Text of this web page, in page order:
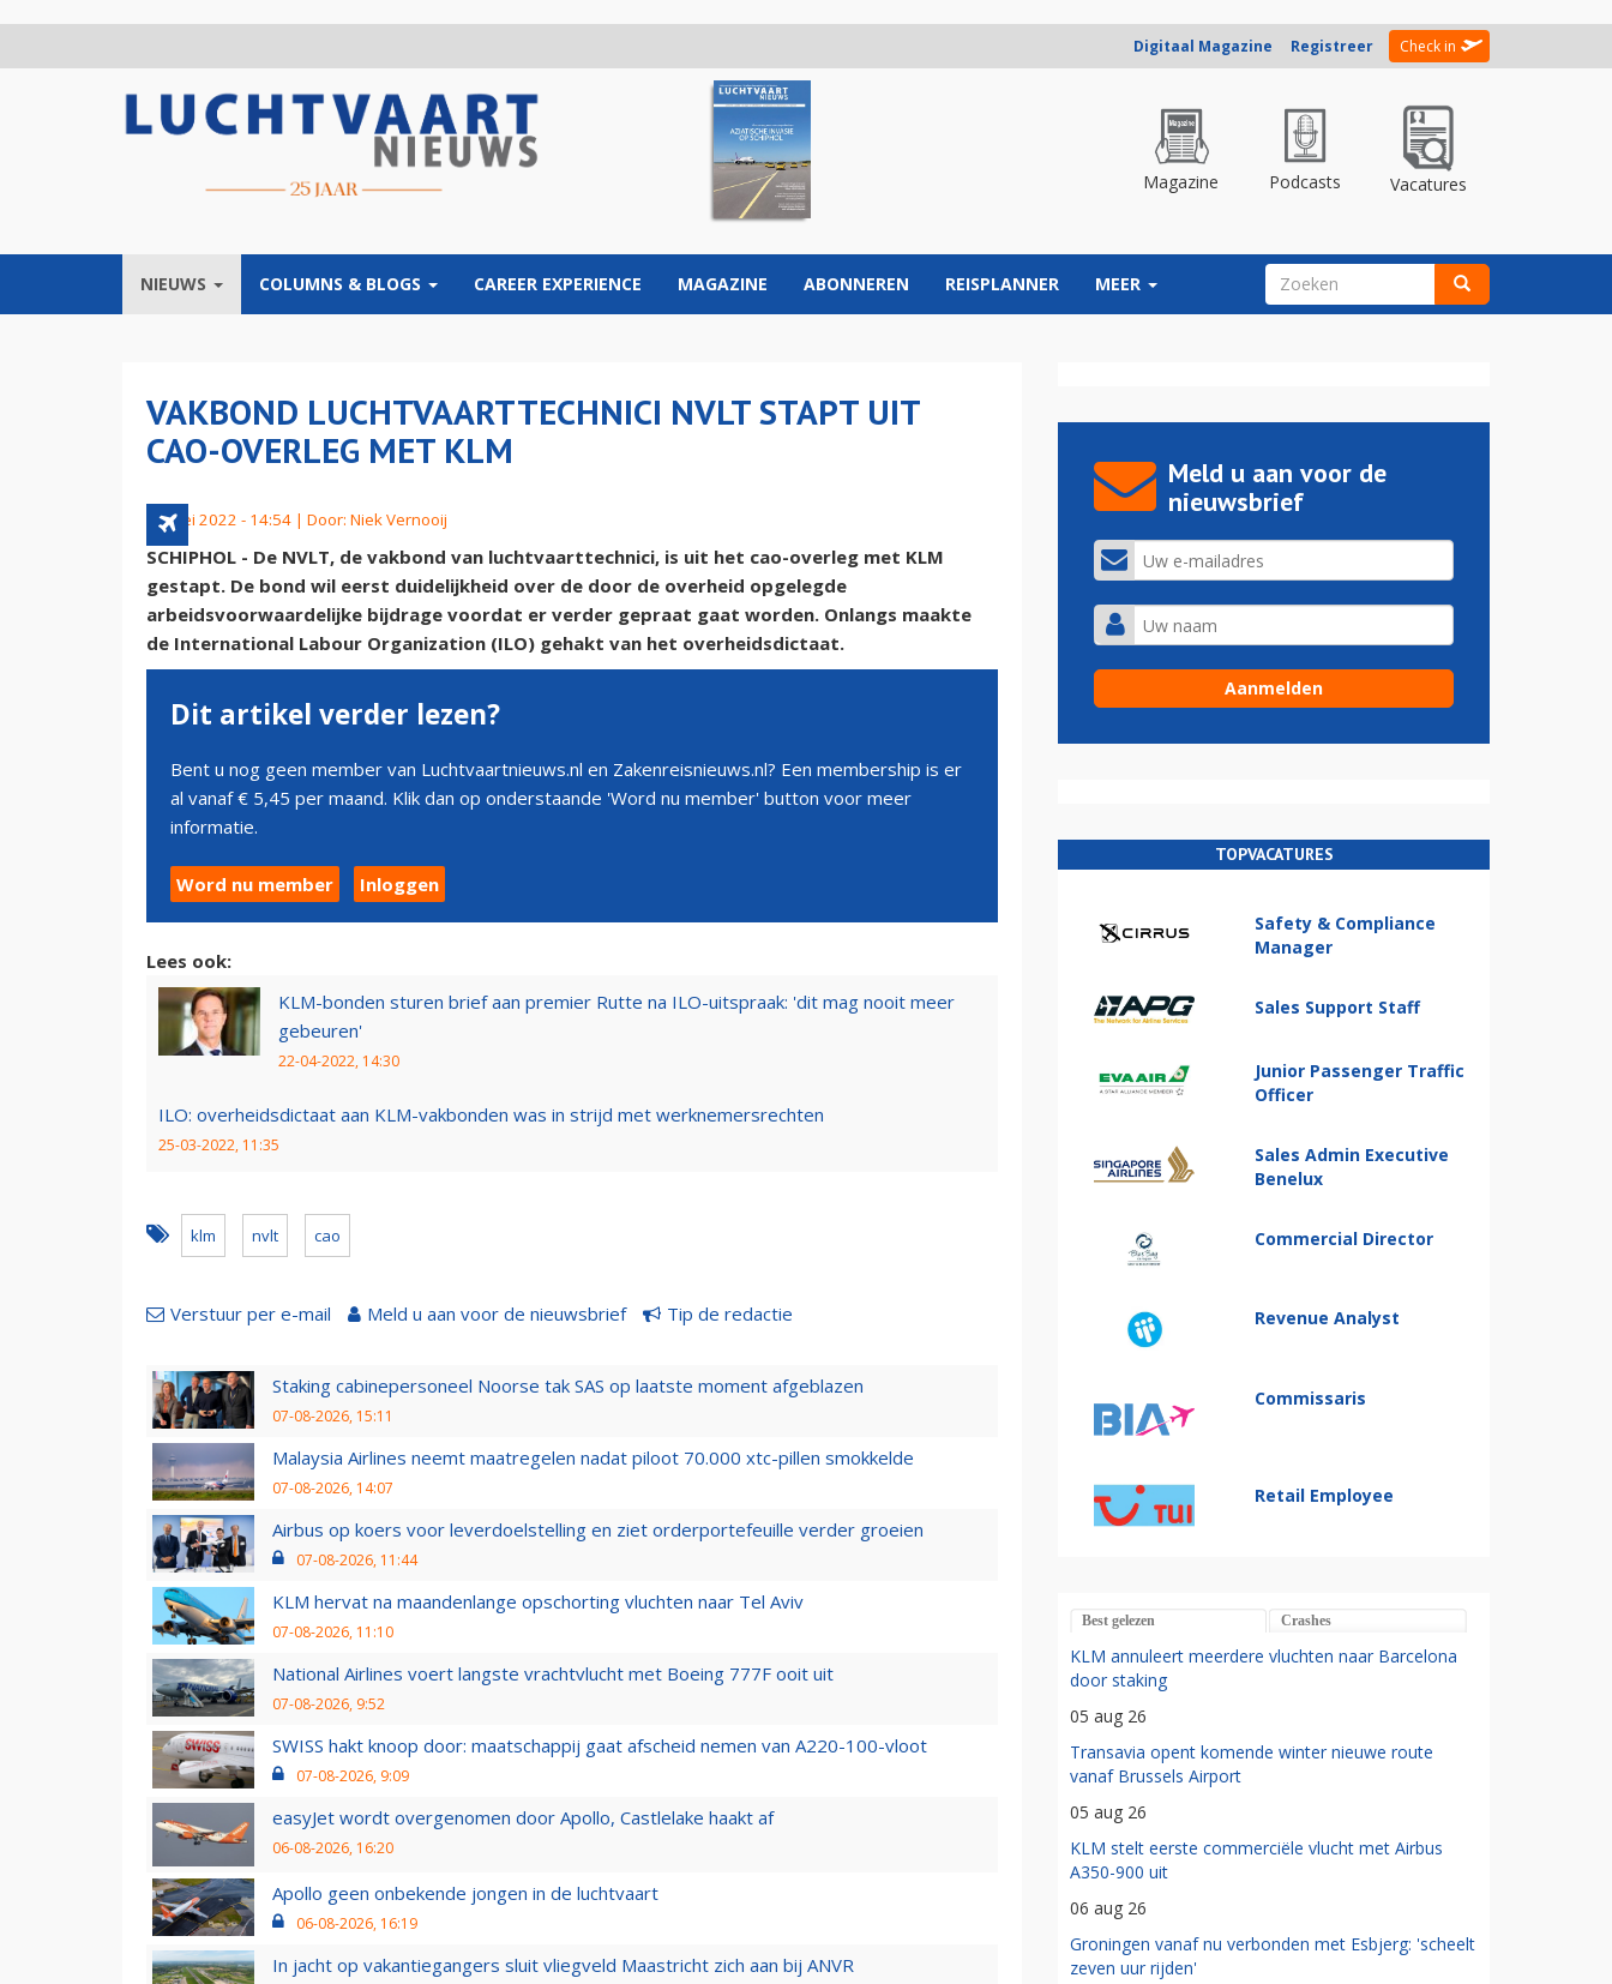
Digitaal Magazine Registreer Check in
Magazine Podcasts Vacatures
NIEUWS COLUMNS & BLOGS CAREER EXPERIENCE MAGAZINE ABONNEREN REISPLANNER MEER ZOEKVELD
VAKBOND LUCHTVAARTTECHNICI NVLT STAPT UIT
CAO-OVERLEG MET KLM
10 mei 2022 - 14:54 | Door: Niek Vernooij
SCHIPHOL - De NVLT, de vakbond van luchtvaarttechnici, is uit het cao-overleg met KLM
gestapt. De bond wil eerst duidelijkheid over de door de overheid opgelegde
arbeidsvoorwaardelijke bijdrage voordat er verder gepraat gaat worden. Onlangs maakte
de International Labour Organization (ILO) gehakt van het overheidsdictaat.
Dit artikel verder lezen?
Bent u nog geen member van Luchtvaartnieuws.nl en Zakenreisnieuws.nl? Een membership is er
al vanaf € 5,45 per maand. Klik dan op onderstaande 'Word nu member' button voor meer
informatie.
Word nu member Inloggen
Lees ook:
KLM-bonden sturen brief aan premier Rutte na ILO-uitspraak: 'dit mag nooit meer
gebeuren'
22-04-2022, 14:30
ILO: overheidsdictaat aan KLM-vakbonden was in strijd met werknemersrechten
25-03-2022, 11:35
klm nvlt cao
Verstuur per e-mail Meld u aan voor de nieuwsbrief Tip de redactie
Staking cabinepersoneel Noorse tak SAS op laatste moment afgeblazen
07-08-2026, 15:11
Malaysia Airlines neemt maatregelen nadat piloot 70.000 xtc-pillen smokkelde
07-08-2026, 14:07
Airbus op koers voor leverdoelstelling en ziet orderportefeuille verder groeien
07-08-2026, 11:44
KLM hervat na maandenlange opschorting vluchten naar Tel Aviv
07-08-2026, 11:10
National Airlines voert langste vrachtvlucht met Boeing 777F ooit uit
07-08-2026, 9:52
SWISS hakt knoop door: maatschappij gaat afscheid nemen van A220-100-vloot
07-08-2026, 9:09
easyJet wordt overgenomen door Apollo, Castlelake haakt af
06-08-2026, 16:20
Apollo geen onbekende jongen in de luchtvaart
06-08-2026, 16:19
In jacht op vakantiegangers sluit vliegveld Maastricht zich aan bij ANVR
Meld u aan voor de
nieuwsbrief
TOPVACATURES
Safety & Compliance
Manager
Sales Support Staff
Junior Passenger Traffic
Officer
Sales Admin Executive
Benelux
Commercial Director
Revenue Analyst
Commissaris
Retail Employee
Best gelezen Crashes
KLM annuleert meerdere vluchten naar Barcelona
door staking
05 aug 26
Transavia opent komende winter nieuwe route
vanaf Brussels Airport
05 aug 26
KLM stelt eerste commerciële vlucht met Airbus
A350-900 uit
06 aug 26
Groningen vanaf nu verbonden met Esbjerg: 'scheelt
zeven uur rijden'